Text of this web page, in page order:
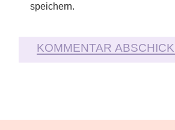
speichern.
KOMMENTAR